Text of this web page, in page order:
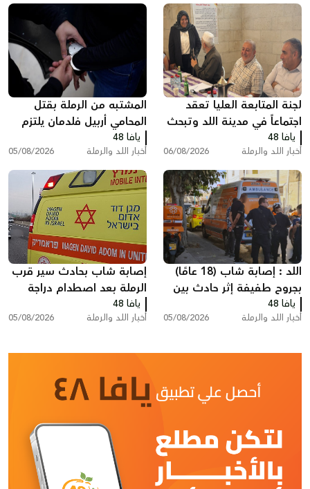
لجنة المتابعة العليا تعقد
اجتماعاً في مدينة اللد وتبحث
ملفات الجريمة والعنف
يافا 48
أخبار اللد والرملة 06/08/2026
المشتبه من الرملة بقتل
المحامي أربيل فلدمان يلتزم
الصمت في التحقيق ويقول:
"أنا مريض نفسيًا"
يافا 48
أخبار اللد والرملة 05/08/2026
اللد : إصابة شاب (18 عامًا)
بجروح طفيفة إثر حادث بين
مركبة وشاحنة سحب
يافا 48
أخبار اللد والرملة 05/08/2026
إصابة شاب بحادث سير قرب
الرملة بعد اصطدام دراجة
نارية بسيارة
يافا 48
أخبار اللد والرملة 05/08/2026